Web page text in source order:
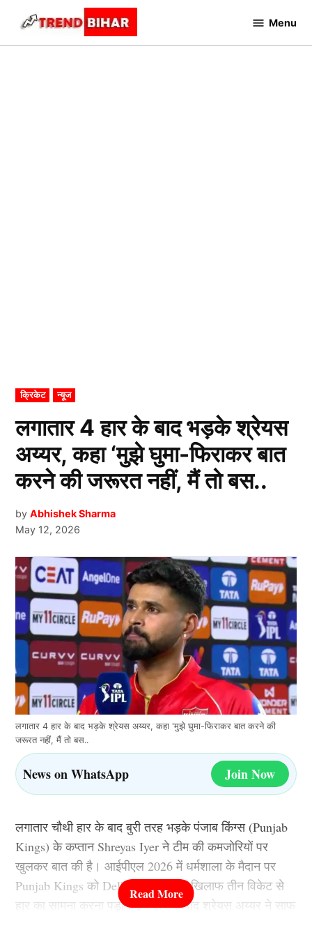
content
Bihar
Menu
POSTED
IN
क्रिकेट न्यूज
लगातार 4 हार के बाद भड़के श्रेयस
अय्यर, कहा ‘मुझे घुमा-फिराकर बात
करने की जरूरत नहीं, मैं तो बस..
by Abhishek Sharma
May 12, 2026
लगातार 4 हार के बाद भड़के श्रेयस अय्यर, कहा 'मुझे घुमा-फिराकर बात करने की
जरूरत नहीं, मैं तो बस..
News on WhatsApp Join Now
लगातार चौथी हार के बाद बुरी तरह भड़के पंजाब किंग्स (Punjab
Kings) के कप्तान Shreyas Iyer ने टीम की कमजोरियों पर
खुलकर बात की है। आईपीएल 2026 में धर्मशाला के मैदान पर
Punjab Kings को Delhi Capitals के खिलाफ तीन विकेट से
हार का सामना करना पड़ा। इस हार के बाद श्रेयस अय्यर ने साफ